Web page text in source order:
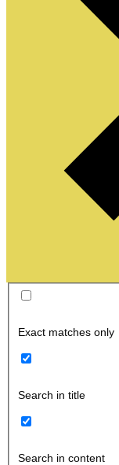
Exact matches only
Search in title
Search in content